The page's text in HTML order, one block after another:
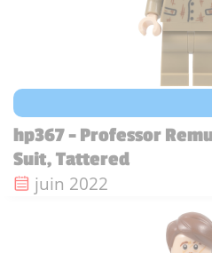
hp367 - Professor
Suit, Tattered
Date de sortie :
juin 2022